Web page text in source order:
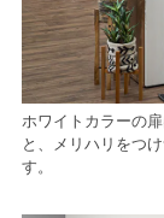
ホワイトカラーの
と、メリハリをつ
す。